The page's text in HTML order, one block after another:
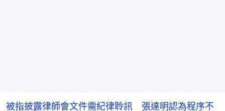
被指披露律師會文件需紀律聆訊 張達明認為程序不